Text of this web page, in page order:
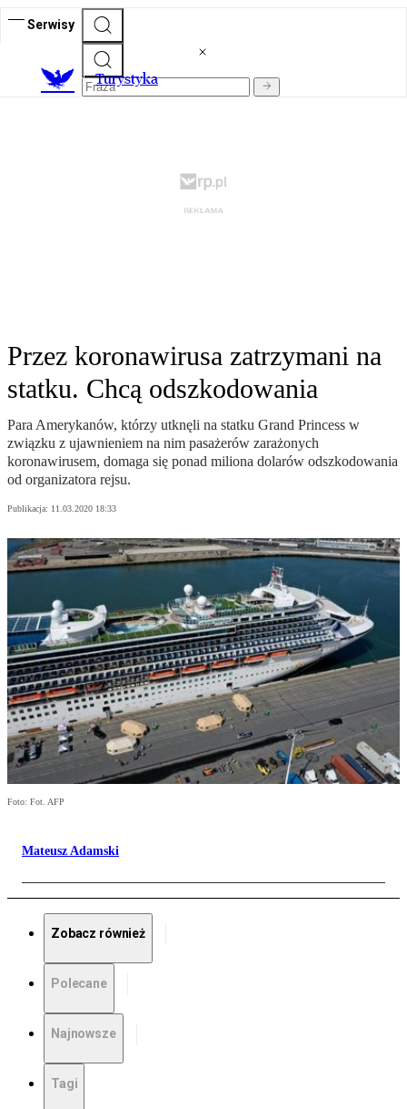
Serwisy
Turystyka
Przez koronawirusa zatrzymani na
statku. Chcą odszkodowania
Para Amerykanów, którzy utknęli na statku Grand Princess w
związku z ujawnieniem na nim pasażerów zarażonych
koronawirusem, domaga się ponad miliona dolarów odszkodowania
od organizatora rejsu.
Publikacja: 11.03.2020 18:33
Foto: Fot. AFP
Mateusz Adamski
Zobacz również
Polecane
Najnowsze
Tagi